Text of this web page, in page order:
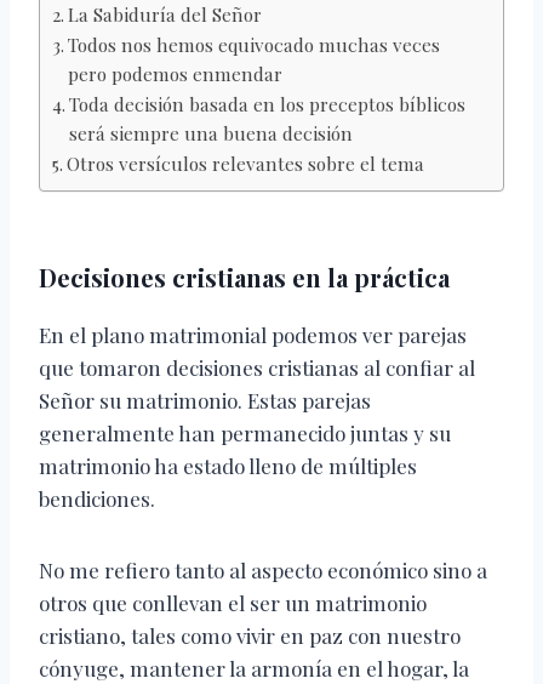
La Sabiduría del Señor
Todos nos hemos equivocado muchas veces
pero podemos enmendar
Toda decisión basada en los preceptos bíblicos
será siempre una buena decisión
Otros versículos relevantes sobre el tema
Decisiones cristianas en la práctica
En el plano matrimonial podemos ver parejas
que tomaron decisiones cristianas al confiar al
Señor su matrimonio. Estas parejas
generalmente han permanecido juntas y su
matrimonio ha estado lleno de múltiples
bendiciones.
No me refiero tanto al aspecto económico sino a
otros que conllevan el ser un matrimonio
cristiano, tales como vivir en paz con nuestro
cónyuge, mantener la armonía en el hogar, la